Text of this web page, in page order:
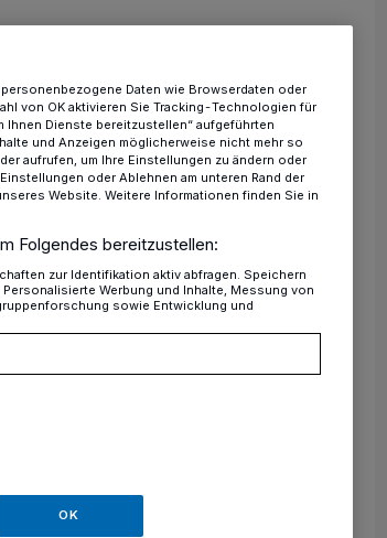
Schulhöfe
dass
wenig
Daten wie Browserdaten oder
von OK aktivieren Sie Tracking-Technologien für
Ihnen Dienste bereitzustellen“ aufgeführten
und Anzeigen möglicherweise nicht mehr so
aufrufen, um Ihre Einstellungen zu ändern oder
oder Ablehnen am unteren Rand der
Website. Weitere Informationen finden Sie in
Folgendes bereitzustellen:
zur Identifikation aktiv abfragen. Speichern
Werbung und Inhalte, Messung von
sowie Entwicklung und
OK